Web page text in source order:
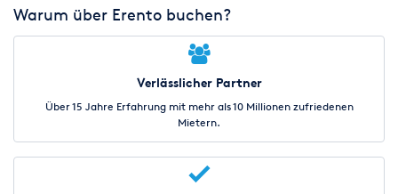
Warum über Erento buchen?
Verlässlicher Partner
Über 15 Jahre Erfahrung mit mehr als 10 Millionen zufriedenen
Mietern.